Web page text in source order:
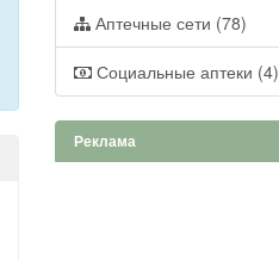
Аптечные сети (78)
Социальные аптеки (4)
Реклама